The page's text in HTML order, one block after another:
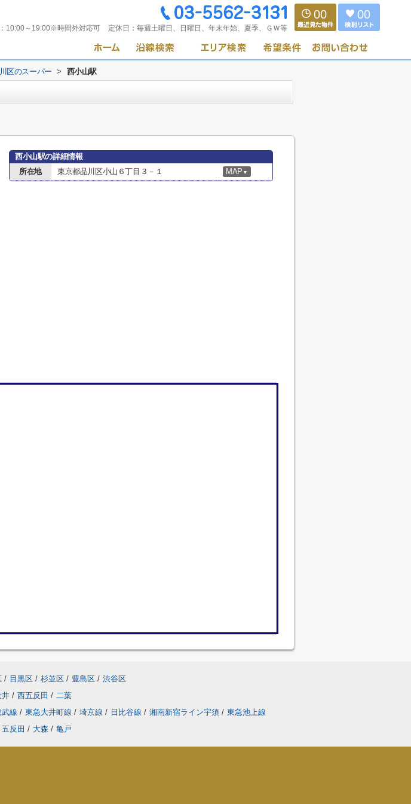
10:00～19:00※時間外対応可 定休日： 毎週土曜日、日曜日、年末年始、夏季、ＧＷ等
00 00
区のスーパー > 西小山駅
西小山駅の詳細情報
所在地
東京都品川区小山６丁目３－１ MAP ▼
/ 目黒区 / 杉並区 / 豊島区 / 渋谷区
井 / 西五反田 / 二葉
武線 / 東急大井町線 / 埼京線 / 日比谷線 / 湘南新宿ライン宇須 / 東急池上線
五反田 / 大森 / 亀戸